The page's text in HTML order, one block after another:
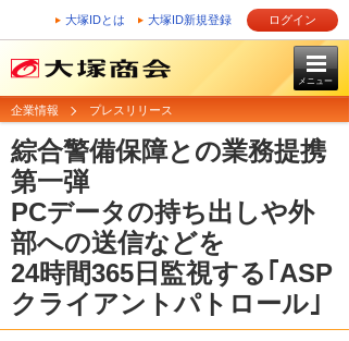
大塚IDとは 大塚ID新規登録 ログイン
メニュー
企業情報 プレスリリース
綜合警備保障との業務提携
第一弾
PCデータの持ち出しや外
部への送信などを
24時間365日監視する｢ASP
クライアントパトロール｣